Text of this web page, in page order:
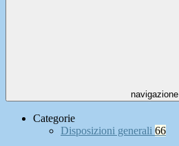
navigazione
Categorie
Disposizioni generali 66